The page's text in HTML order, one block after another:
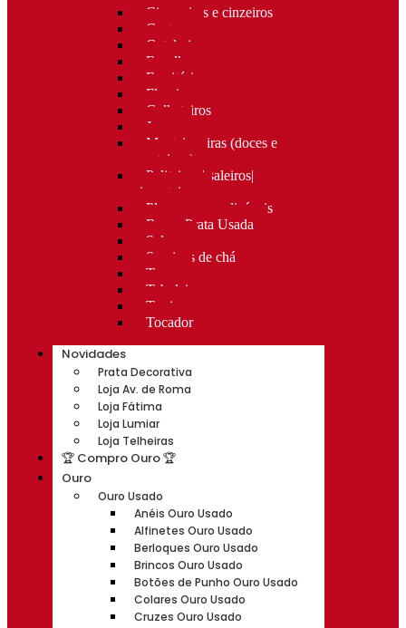
Cigarreiras e cinzeiros
Costura
Cutelaria
Espelhos
Escritório
Floreiras
Galheteiros
Jarras
Manteigueiras (doces e
manteigas)
Paliteiros | saleiros|
pimenteiros
Placas personalizáveis
Rocas Prata Usada
Salvas
Serviços de chá
Taças
Tabuleiros
Terrinas
Tocador
Novidades
Prata Decorativa
Loja Av. de Roma
Loja Fátima
Loja Lumiar
Loja Telheiras
🏆 Compro Ouro 🏆
Ouro
Ouro Usado
Anéis Ouro Usado
Alfinetes Ouro Usado
Berloques Ouro Usado
Brincos Ouro Usado
Botões de Punho Ouro Usado
Colares Ouro Usado
Cruzes Ouro Usado